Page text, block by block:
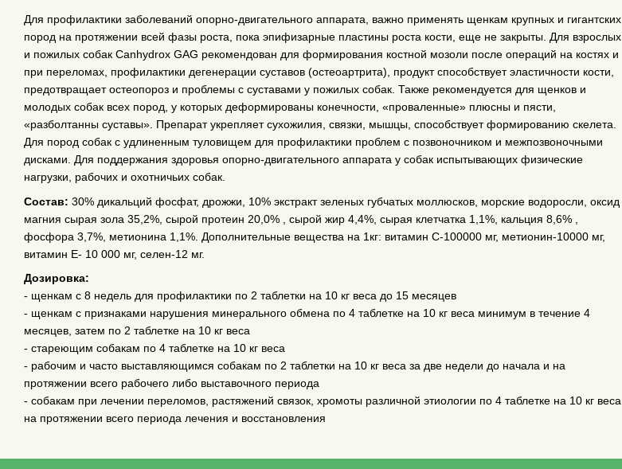
Для профилактики заболеваний опорно-двигательного аппарата, важно применять щенкам крупных и гигантских
пород на протяжении всей фазы роста, пока эпифизарные пластины роста кости, еще не закрыты. Для взрослых
и пожилых собак Canhydrox GAG рекомендован для формирования костной мозоли после операций на костях и
при переломах, профилактики дегенерации суставов (остеоартрита), продукт способствует эластичности кости,
предотвращает остеопороз и проблемы с суставами у пожилых собак. Также рекомендуется для щенков и
молодых собак всех пород, у которых деформированы конечности, «проваленные» плюсны и пясти,
«разболтанны суставы». Препарат укрепляет сухожилия, связки, мышцы, способствует формированию скелета.
Для пород собак с удлиненным туловищем для профилактики проблем с позвоночником и межпозвоночными
дисками. Для поддержания здоровья опорно-двигательного аппарата у собак испытывающих физические
нагрузки, рабочих и охотничьих собак.
Состав: 30% дикальций фосфат, дрожжи, 10% экстракт зеленых губчатых моллюсков, морские водоросли, оксид
магния сырая зола 35,2%, сырой протеин 20,0% , сырой жир 4,4%, сырая клетчатка 1,1%, кальция 8,6% ,
фосфора 3,7%, метионина 1,1%. Дополнительные вещества на 1кг: витамин С-100000 мг, метионин-10000 мг,
витамин Е- 10 000 мг, селен-12 мг.
Дозировка:
- щенкам с 8 недель для профилактики по 2 таблетки на 10 кг веса до 15 месяцев
- щенкам с признаками нарушения минерального обмена по 4 таблетке на 10 кг веса минимум в течение 4
месяцев, затем по 2 таблетке на 10 кг веса
- стареющим собакам по 4 таблетке на 10 кг веса
- рабочим и часто выставляющимся собакам по 2 таблетки на 10 кг веса за две недели до начала и на
протяжении всего рабочего либо выставочного периода
- собакам при лечении переломов, растяжений связок, хромоты различной этиологии по 4 таблетке на 10 кг веса
на протяжении всего периода лечения и восстановления